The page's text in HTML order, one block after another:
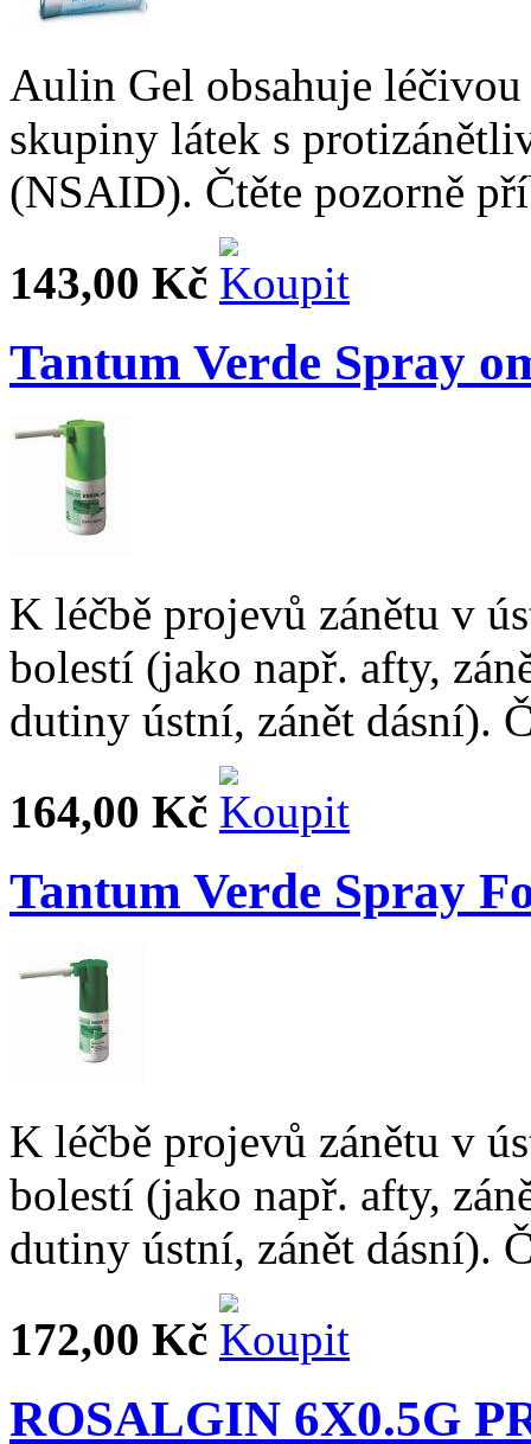
Aulin Gel obsahuje
skupiny látek s
(NSAID). Čtěte pozorně
143,00 Kč
Tantum Verde Spray
K léčbě projevů zánětu v
bolestí (jako např. afty,
dutiny ústní, zánět dásní).
164,00 Kč
Tantum Verde Spray
K léčbě projevů zánětu v
bolestí (jako např. afty,
dutiny ústní, zánět dásní).
172,00 Kč
ROSALGIN 6X0.5G